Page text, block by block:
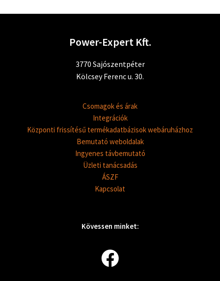
Power-Expert Kft.
3770 Sajószentpéter
Kölcsey Ferenc u. 30.
Csomagok és árak
Integrációk
Központi frissítésű termékadatbázisok webáruházhoz
Bemutató weboldalak
Ingyenes távbemutató
Üzleti tanácsadás
ÁSZF
Kapcsolat
Kövessen minket: